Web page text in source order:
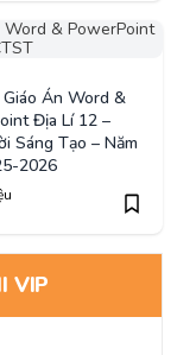
Án Word &
Địa Lí 12 –
Sáng Tạo – Năm
2026
VIP